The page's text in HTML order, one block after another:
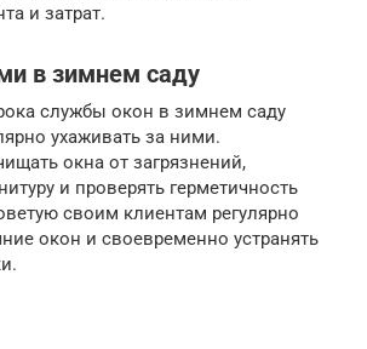
и затрат.
в зимнем саду
службы окон в зимнем саду
ухаживать за ними.
окна от загрязнений,
и проверять герметичность
своим клиентам регулярно
окон и своевременно устранять